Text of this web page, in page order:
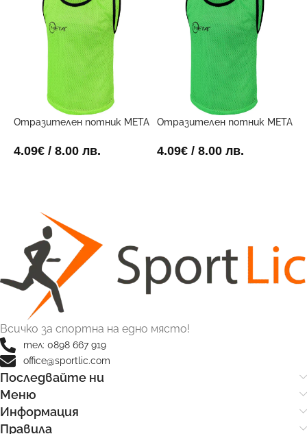
Отразителен потник META
4.09€ / 8.00 лв.
Отразителен потник META
4.09€/ 8.00 лв.
Всичко за спортна на едно място!
тел: 0898 667 919
office@sportlic.com
Последвайте ни
Меню
Информация
Правила